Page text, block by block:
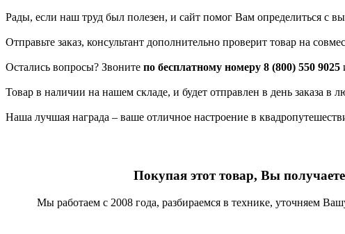
Рады, если наш труд был полезен, и сайт помог Вам определиться с
Отправьте заказ, консультант дополнительно проверит товар на
Остались вопросы? Звоните по бесплатному номеру 8 (800) 550 9025
Товар в наличии на нашем складе, и будет отправлен в день заказа в
Наша лучшая награда – ваше отличное настроение в
Покупая этот товар, Вы
Мы работаем с 2008 года, разбираемся в технике, уточняем